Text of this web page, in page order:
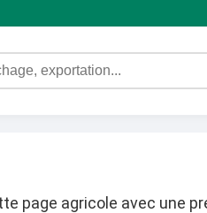
page agricole avec une